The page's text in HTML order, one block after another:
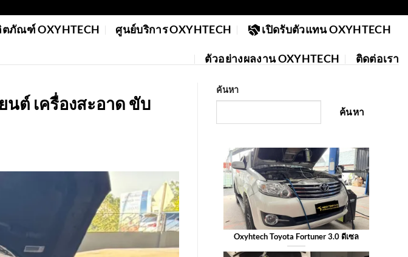
ตภัณฑ์ OXYHTECH ศูนย์บริการ OXYHTECH เปิดรับตัวแทน OXYHTECH
ตัวอย่างผลงาน OXYHTECH ติดต่อเรา
นต์ เครื่องสะอาด ขับ
ค้นหา
ค้นหา
Oxyhtech Toyota Fortuner 3.0 ดีเซล